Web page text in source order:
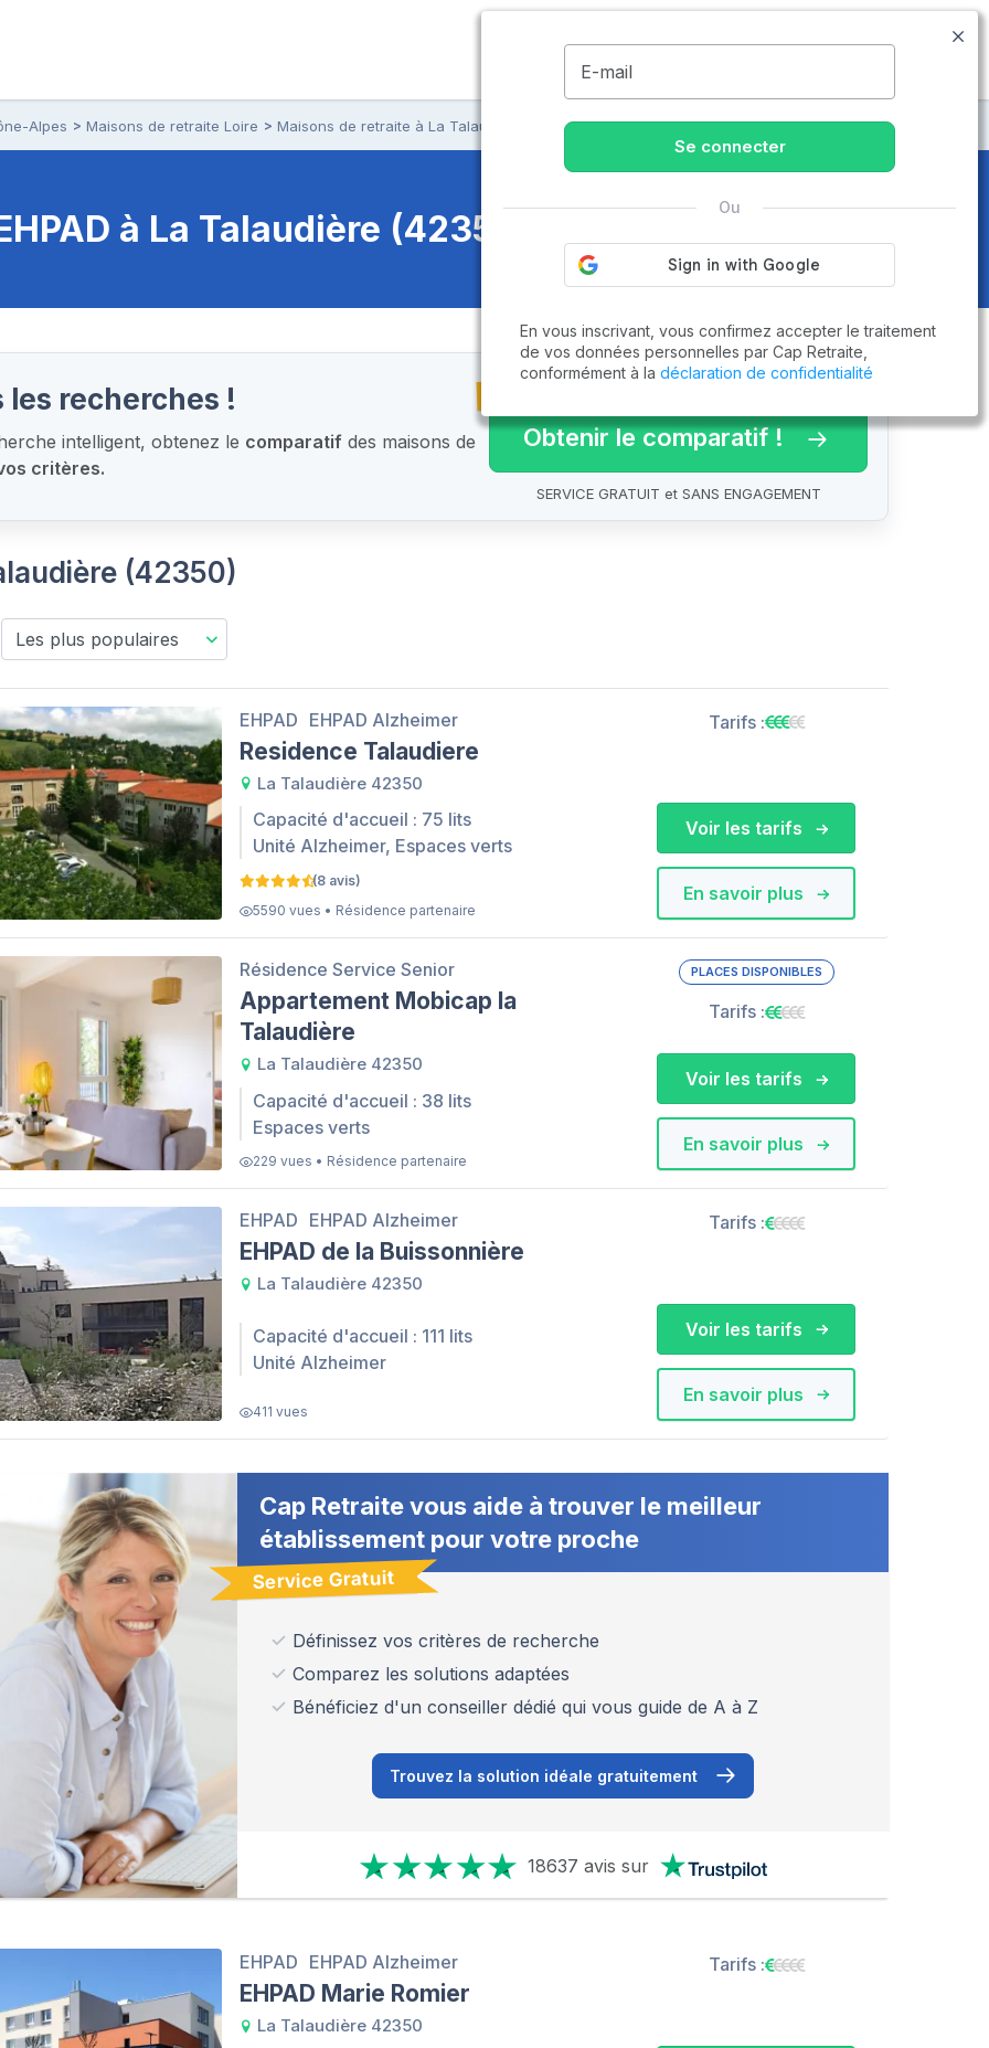
09.77.55.73.00
Alpes Maisons de retraite Loire Maisons de retraite à La Talaudière
à La Talaudière (42350)
recherches !
intelligent, obtenez le comparatifdes maisons de
critères.
Obtenir le comparatif !
SERVICE GRATUIT et SANS ENGAGEMENT
(42350)
EHPAD EHPAD Alzheimer
Residence Talaudiere
La Talaudière 42350
Capacité d'accueil : 75 lits
Unité Alzheimer, Espaces verts
(8 avis)
5590 vues • Résidence partenaire
Tarifs :
En savoir plus
Voir les tarifs
Résidence Service Senior
Appartement Mobicap la
Talaudière
La Talaudière 42350
Capacité d'accueil : 38 lits
Espaces verts
229 vues • Résidence partenaire
PLACES DISPONIBLES
Tarifs :
En savoir plus
Voir les tarifs
EHPAD EHPAD Alzheimer
EHPAD de la Buissonnière
La Talaudière 42350
Capacité d'accueil : 111 lits
Unité Alzheimer
411 vues
Tarifs :
En savoir plus
Voir les tarifs
Cap Retraite vous aide à trouver le meilleur
établissement pour votre proche
Service Gratuit
Définissez vos critères de recherche
Comparez les solutions adaptées
Bénéficiez d'un conseiller dédié qui vous guide de A à Z
Trouvez la solution idéale gratuitement
18637 avis sur
EHPAD EHPAD Alzheimer
EHPAD Marie Romier
La Talaudière 42350
Tarifs :
E-mail
Se connecter
Ou
En vous inscrivant, vous confirmez accepter le traitement
de vos données personnelles par Cap Retraite,
conformément à la déclaration de confidentialité